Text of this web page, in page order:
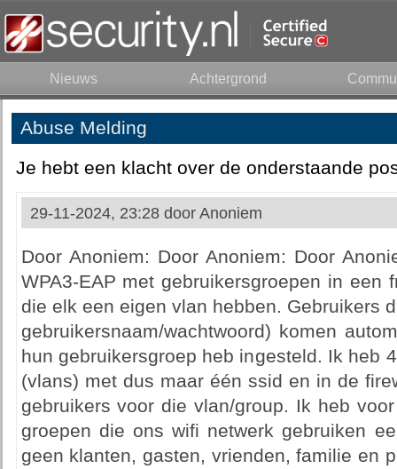
Nieuws Achtergrond
Abuse Melding
Je hebt een klacht over de onderstaande
29-11-2024, 23:28 door Anoniem
Door Anoniem: Door Anoniem: Door
WPA3-EAP met gebruikersgroepen in een
die elk een eigen vlan hebben. Gebruikers
gebruikersnaam/wachtwoord) komen
hun gebruikersgroep heb ingesteld. Ik heb
(vlans) met dus maar één ssid en in de
gebruikers voor die vlan/group. Ik heb
groepen die ons wifi netwerk gebruiken
geen klanten, gasten, vrienden, familie en